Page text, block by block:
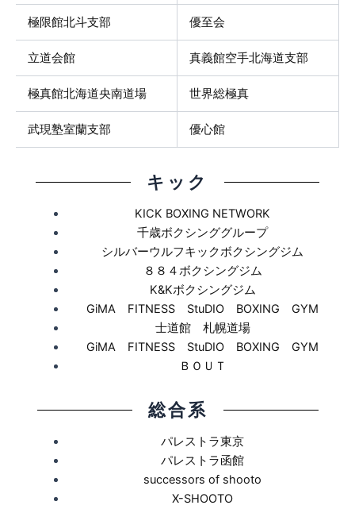
極限館北斗支部 優至会
立道会館 真義館空手北海道支部
極真館北海道央南道場 世界総極真
武現塾室蘭支部 優心館
キック
KICK BOXING NETWORK
千歳ボクシンググループ
シルバーウルフキックボクシングジム
８８４ボクシングジム
K&Kボクシングジム
GiMA FITNESS StuDIO BOXING GYM
士道館 札幌道場
GiMA FITNESS StuDIO BOXING GYM
ＢＯＵＴ
総合系
パレストラ東京
パレストラ函館
successors of shooto
X-SHOOTO